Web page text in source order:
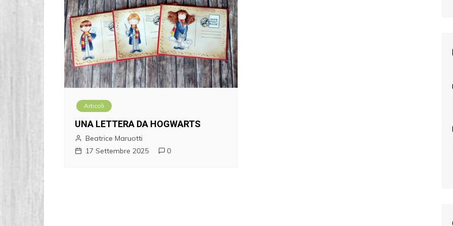
Articoli
UNA LETTERA DA HOGWARTS
Beatrice Maruotti
17 Settembre 2025
0